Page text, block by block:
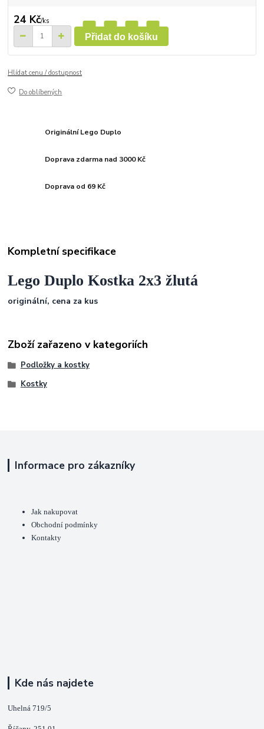
24 Kč/ks
Přidat do košíku
Hlídat cenu / dostupnost
Do oblíbených
Originální Lego Duplo
Doprava zdarma nad 3000 Kč
Doprava od 69 Kč
Kompletní specifikace
Lego Duplo Kostka 2x3 žlutá
originální, cena za kus
Zboží zařazeno v kategoriích
Podložky a kostky
Kostky
Informace pro zákazníky
Jak nakupovat
Obchodní podmínky
Kontakty
Kde nás najdete
Uhelná 719/5